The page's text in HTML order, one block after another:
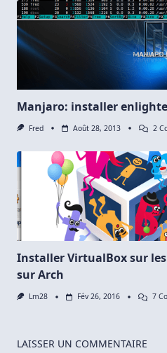
Manjaro: installer
Fred Août 28, 2013 2
Installer VirtualBox sur
sur Arch
Lm28 Fév 26, 2016 7
LAISSER UN COMMENTAIRE